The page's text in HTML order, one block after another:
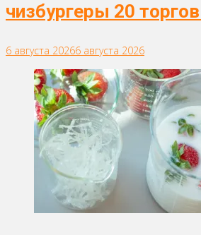
чизбургеры 20
6 августа 20266 августа 2026